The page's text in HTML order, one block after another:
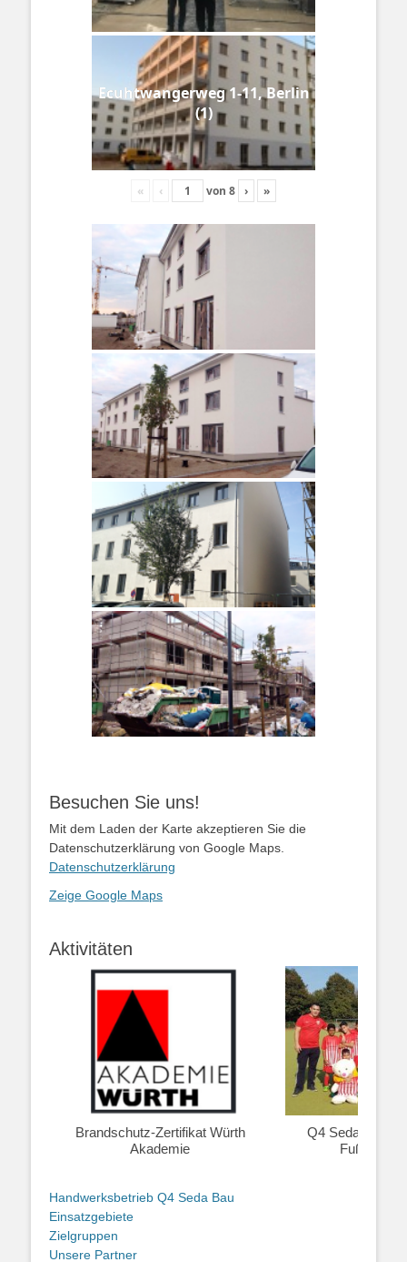
Ecuhtwangerweg 1-11, Berlin
(1)
« ‹ von 8 › »
Besuchen Sie uns!
Mit dem Laden der Karte akzeptieren Sie die
Datenschutzerklärung von Google Maps.
Datenschutzerklärung
Zeige Google Maps
Aktivitäten
Brandschutz-Zertifikat Würth
Akademie
Q4 Seda Bau
Handwerksbetrieb Q4 Seda Bau
Einsatzgebiete
Zielgruppen
Unsere Partner